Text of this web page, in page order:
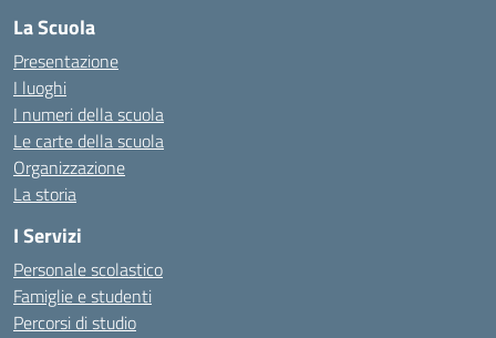
La Scuola
Presentazione
I luoghi
I numeri della scuola
Le carte della scuola
Organizzazione
La storia
I Servizi
Personale scolastico
Famiglie e studenti
Percorsi di studio